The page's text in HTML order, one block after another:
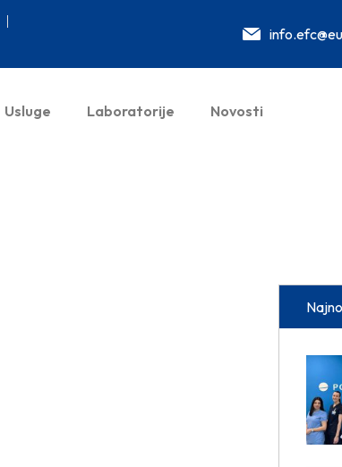
Usluge Laboratorije Novosti